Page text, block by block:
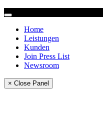
Home
Leistungen
Kunden
Join Press List
Newsroom
× Close Panel